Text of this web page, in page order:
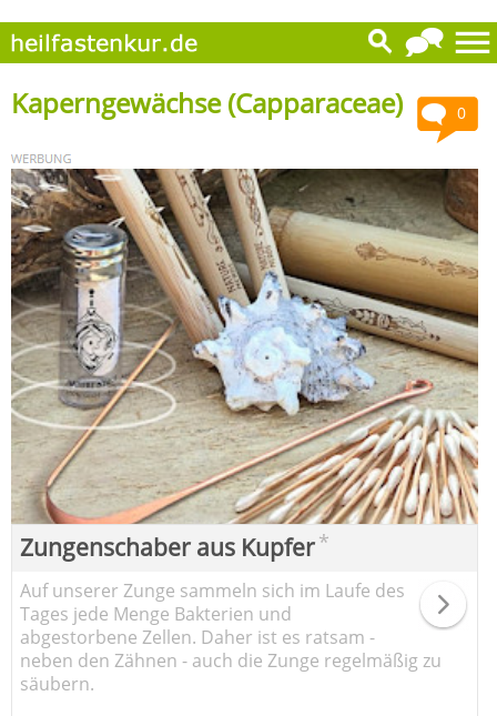
0
Kaperngewächse (Capparaceae)
Zungenschaber aus Kupfer*
Auf unserer Zunge sammeln sich im Laufe des
Tages jede Menge Bakterien und
abgestorbene Zellen. Daher ist es ratsam -
neben den Zähnen - auch die Zunge regelmäßig zu
säubern.